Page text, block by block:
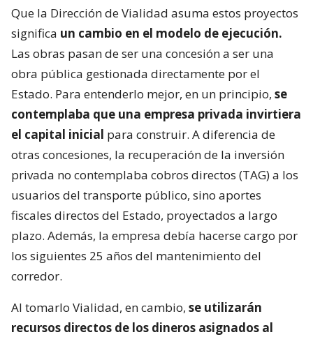
Que la Dirección de Vialidad asuma estos proyectos
significa un cambio en el modelo de ejecución.
Las obras pasan de ser una concesión a ser una
obra pública gestionada directamente por el
Estado. Para entenderlo mejor, en un principio, se
contemplaba que una empresa privada invirtiera
el capital inicial para construir. A diferencia de
otras concesiones, la recuperación de la inversión
privada no contemplaba cobros directos (TAG) a los
usuarios del transporte público, sino aportes
fiscales directos del Estado, proyectados a largo
plazo. Además, la empresa debía hacerse cargo por
los siguientes 25 años del mantenimiento del
corredor.
Al tomarlo Vialidad, en cambio, se utilizarán
recursos directos de los dineros asignados al